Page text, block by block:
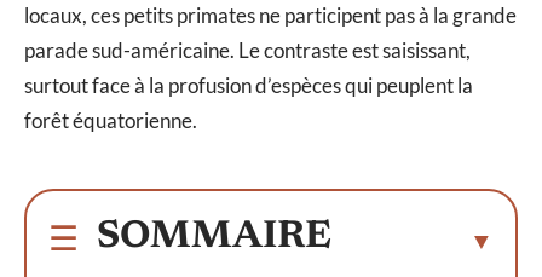
locaux, ces petits primates ne participent pas à la grande
parade sud-américaine. Le contraste est saisissant,
surtout face à la profusion d’espèces qui peuplent la
forêt équatorienne.
SOMMAIRE